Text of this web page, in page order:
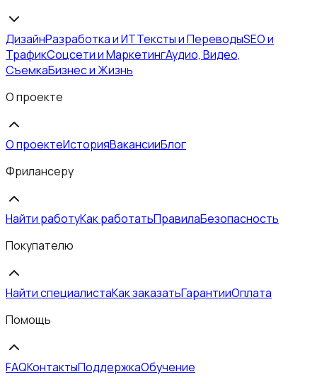
ДизайнРазработка и ИТТексты и ПереводыSEO и
ТрафикСоцсети и МаркетингАудио, Видео,
СъемкаБизнес и Жизнь
О проекте
О проектеИсторияВакансииБлог
Фрилансеру
Найти работуКак работатьПравилаБезопасность
Покупателю
Найти специалистаКак заказатьГарантииОплата
Помощь
FAQКонтактыПоддержкаОбучение